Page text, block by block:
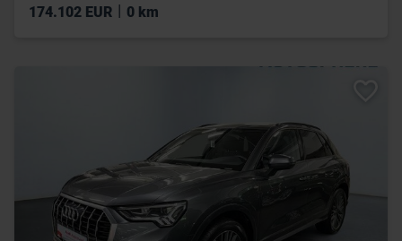
174.102 EUR | 0 km